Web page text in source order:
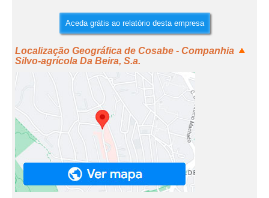
Aceda grátis ao relatório desta empresa
Localização Geográfica de Cosabe - Companhia
Silvo-agrícola Da Beira, S.a.